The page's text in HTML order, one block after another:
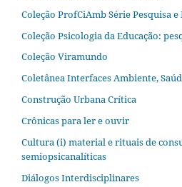
Coleção ProfCiAmb Série Pesquisa e
Coleção Psicologia da Educação:
Coleção Viramundo
Coletânea Interfaces Ambiente,
Construção Urbana Crítica
Crônicas para ler e ouvir
Cultura (i) material e rituais de
semiopsicanalíticas
Diálogos Interdisciplinares